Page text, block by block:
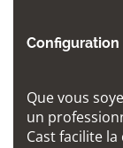
Configuration
Que vous
un
Cast facilite